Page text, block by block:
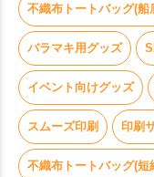
不織布トートバッグ(船
バラマキ用グッズ
イベント向けグッズ
スムーズ印刷 印刷
不織布トートバッグ(短